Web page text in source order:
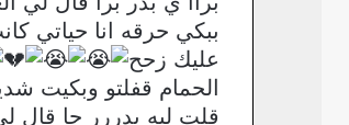
ببكي حرقه انا حياتي
عليك زحح
قلت ليه بدررر جا قال